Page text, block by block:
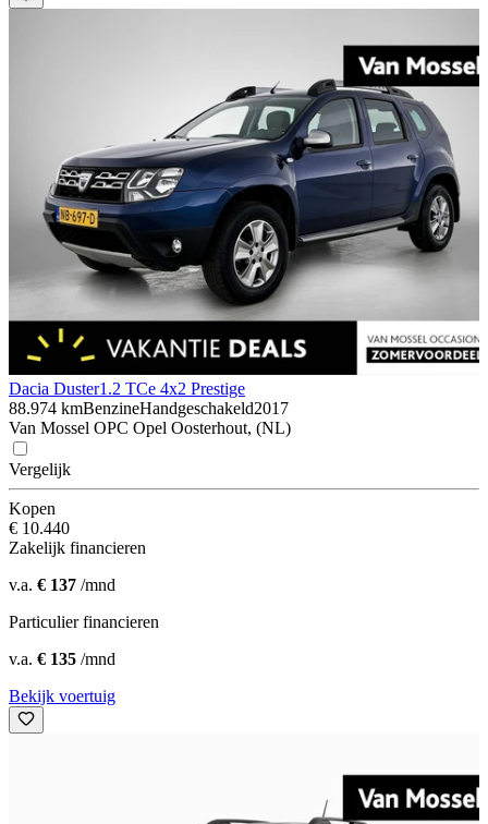
Dacia Duster1.2 TCe 4x2 Prestige
88.974 kmBenzineHandgeschakeld2017
Van Mossel OPC Opel Oosterhout, (NL)
Vergelijk
Kopen
€ 10.440
Zakelijk financieren
v.a. € 137 /mnd
Particulier financieren
v.a. € 135 /mnd
Bekijk voertuig